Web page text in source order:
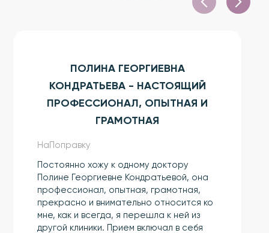
ПОЛИНА ГЕОРГИЕВНА
КОНДРАТЬЕВА - НАСТОЯЩИЙ
ПРОФЕССИОНАЛ, ОПЫТНАЯ И
ГРАМОТНАЯ
НаПоправку
Постоянно хожу к одному доктору
Полине Георгиевне Кондратьевой, она
профессионал, опытная, грамотная,
прекрасно и внимательно относится ко
мне, как и всегда, я перешла к ней из
другой клиники. Прием включал в себя